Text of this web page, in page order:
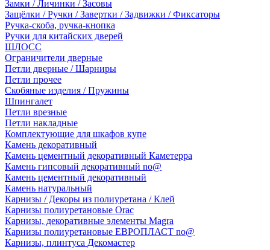
Замки / Личинки / Засовы
Защёлки / Ручки / Завертки / Задвижки / Фиксаторы
Ручка-скоба, ручка-кнопка
Ручки для китайских дверей
ШЛОСС
Ограничители дверные
Петли дверные / Шарниры
Петли прочее
Скобяные изделия / Пружины
Шпингалет
Петли врезные
Петли накладные
Комплектующие для шкафов купе
Камень декоративный
Камень цементный декоративный Каметерра
Камень гипсовый декоративный no@
Камень цементный декоративный
Камень натуральный
Карнизы / Декоры из полиуретана / Клей
Карнизы полиуретановые Orac
Карнизы, декоративные элементы Magra
Карнизы полиуретановые ЕВРОПЛАСТ no@
Карнизы, плинтуса Декомастер